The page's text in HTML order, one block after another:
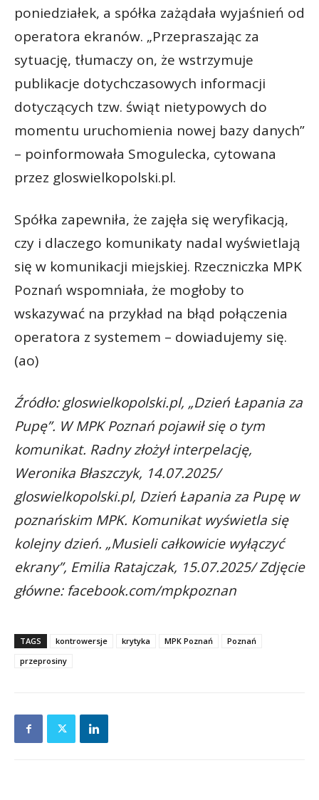
poniedziałek, a spółka zażądała wyjaśnień od
operatora ekranów. „Przepraszając za
sytuację, tłumaczy on, że wstrzymuje
publikacje dotychczasowych informacji
dotyczących tzw. świąt nietypowych do
momentu uruchomienia nowej bazy danych”
– poinformowała Smogulecka, cytowana
przez gloswielkopolski.pl.
Spółka zapewniła, że zajęła się weryfikacją,
czy i dlaczego komunikaty nadal wyświetlają
się w komunikacji miejskiej. Rzeczniczka MPK
Poznań wspomniała, że mogłoby to
wskazywać na przykład na błąd połączenia
operatora z systemem – dowiadujemy się.
(ao)
Źródło: gloswielkopolski.pl, „Dzień Łapania za
Pupę”. W MPK Poznań pojawił się o tym
komunikat. Radny złożył interpelację,
Weronika Błaszczyk, 14.07.2025/
gloswielkopolski.pl, Dzień Łapania za Pupę w
poznańskim MPK. Komunikat wyświetla się
kolejny dzień. „Musieli całkowicie wyłączyć
ekrany”, Emilia Ratajczak, 15.07.2025/ Zdjęcie
główne: facebook.com/mpkpoznan
TAGS kontrowersje krytyka MPK Poznań
Poznań
przeprosiny